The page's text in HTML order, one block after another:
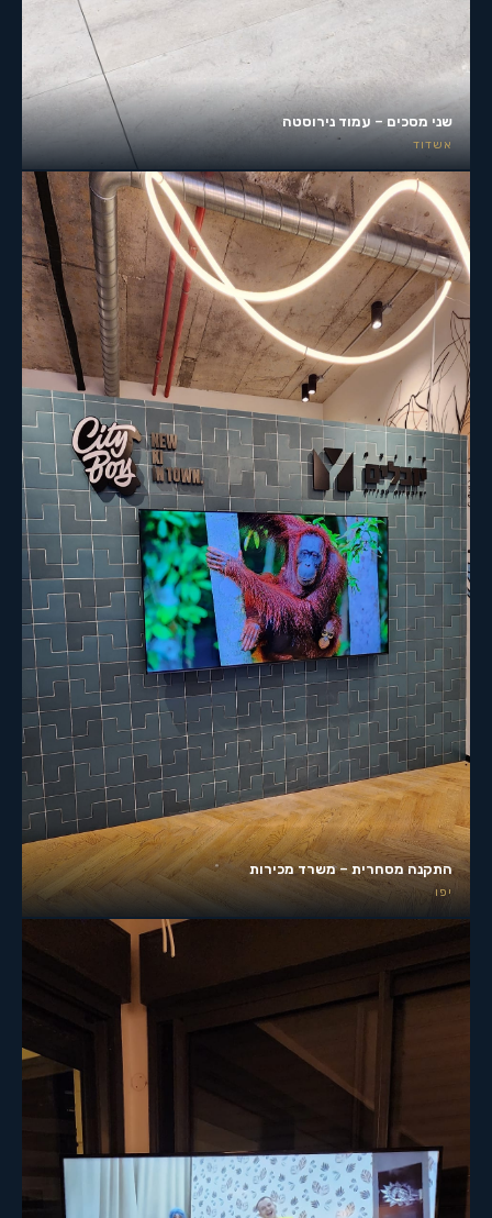
שני מסכים – עמוד נירוסטה
אשדוד
התקנה מסחרית – משרד מכירות
יפו